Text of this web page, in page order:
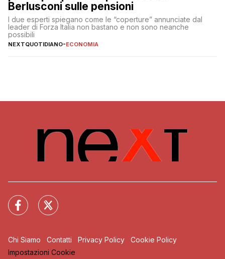
Berlusconi sulle pensioni
I due esperti spiegano come le “coperture” annunciate dal
leader di Forza Italia non bastano e non sono neanche
possibili
NEXTQUOTIDIANO-ECONOMIA
Chi Siamo Contatti Privacy Policy
Cookie Policy
Impostazioni Cookie